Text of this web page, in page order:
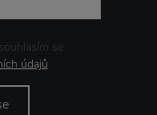
se
údajů.